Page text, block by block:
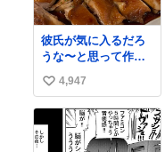
彼氏が気に入るだろ
うな〜と思って作っ
たら想像の何倍も美
味しい美味しい言っ
てくれて嬉しい
い
い
ね
数
4,947